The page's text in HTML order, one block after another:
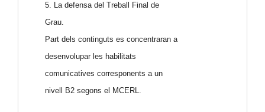
5. La defensa del Treball Final de
Grau.
Part dels continguts es concentraran a
desenvolupar les habilitats
comunicatives corresponents a un
nivell B2 segons el MCERL.